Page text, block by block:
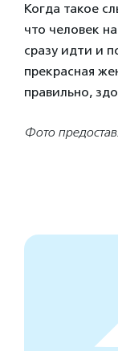
Когда такое
что человек
сразу идти и
прекрасная
правильно,
Фото